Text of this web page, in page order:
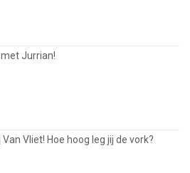
Jurrian!
Vliet! Hoe hoog leg jij de vork?